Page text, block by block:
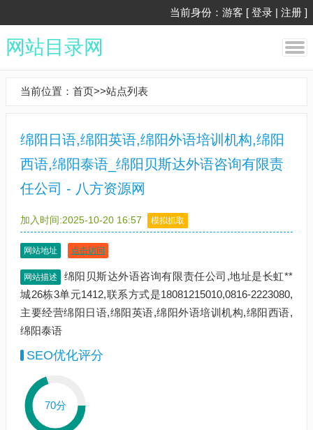
当前身份：游客 [ 登录 | 注册 ]
网站目录网
当前位置： 首页>>站点列表
绵阳日语,绵阳英语,绵阳外语培训机构,绵阳
西语,绵阳泰语_绵阳贝斯达外语咨询有限责
任公司 - 八方资源网
加入时间:2025-10-20 16:57 模拟抓取
网站地址 点击访问
网站描述
绵阳贝斯达外语咨询有限责任公司,地址是长虹**
城26栋3单元1412,联系方式是18081215010,0816-2223080,
主要经营绵阳日语,绵阳英语,绵阳外语培训机构,绵阳西语,
绵阳泰语
SEO优化评分
70分